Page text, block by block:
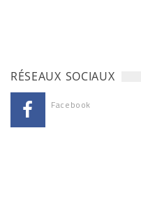
RÉSEAUX SOCIAUX
Facebook